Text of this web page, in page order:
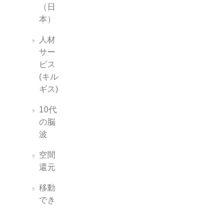
（日
本）
人材
サー
ビス
(キル
ギス)
10代
の脳
波
空間
還元
移動
でき